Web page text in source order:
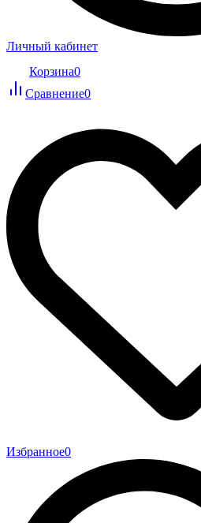
Личный кабинет
Корзина0
Сравнение0
Избранное0